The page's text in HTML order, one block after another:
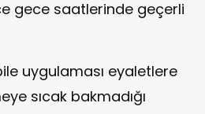
gece saatlerinde geçerli
uygulaması eyaletlere
sıcak bakmadığı